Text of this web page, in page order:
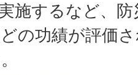
施するなど、
の功績が評価